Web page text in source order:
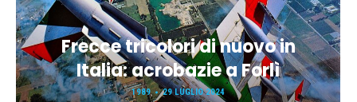
Frecce tricolori di nuovo in
Italia: acrobazie a Forlì
1989 29 LUGLIO 2024